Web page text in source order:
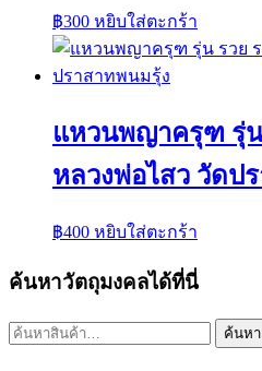
฿300 หยิบใส่ตะกร้า
แหวนพญาครุฑ รุ่น
หลวงพ่อไสว วัดป
฿400 หยิบใส่ตะกร้า
ค้นหาวัตถุมงคลได้ที่นี่
ค้นหา: ค้นหา